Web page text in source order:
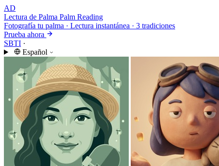
AD
Lectura de Palma Palm Reading
Fotografía tu palma · Lectura instantánea · 3 tradiciones
Prueba ahora
SBTI ·
Español